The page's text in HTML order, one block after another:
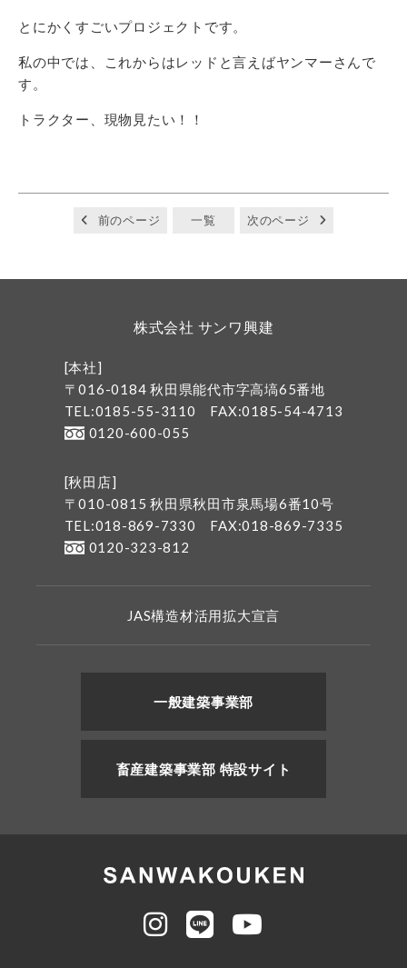
とにかくすごいプロジェクトです。
私の中では、これからはレッドと言えばヤンマーさんで
す。
トラクター、現物見たい！！
前のページ 一覧 次のページ
株式会社 サンワ興建
[本社]
〒016-0184 秋田県能代市字高塙65番地
TEL:0185-55-3110
FAX:0185-54-4713
0120-600-055
[秋田店]
〒010-0815 秋田県秋田市泉馬場6番10号
TEL:018-869-7330
FAX:018-869-7335
0120-323-812
JAS構造材活用拡大宣言
一般建築事業部
畜産建築事業部 特設サイト